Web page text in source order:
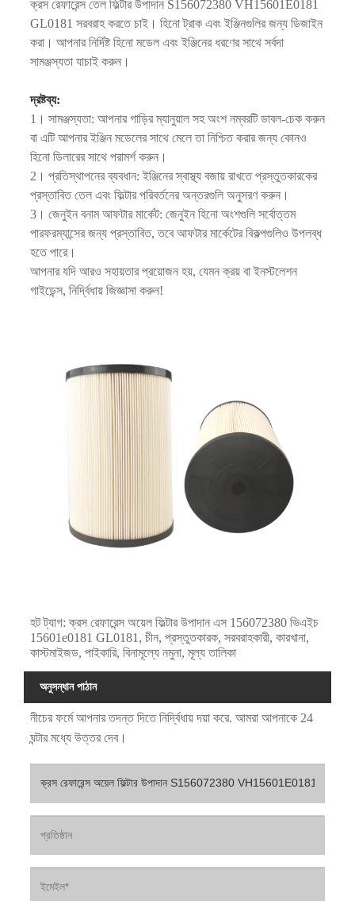
ক্রস রেফারেন্স তেল ফিল্টার উপাদান S156072380 VH15601E0181
GL0181 সরবরাহ করতে চাই। হিনো ট্রাক এবং ইঞ্জিনগুলির জন্য ডিজাইন
করা। আপনার নির্দিষ্ট হিনো মডেল এবং ইঞ্জিনের ধরণের সাথে সর্বদা
সামঞ্জস্যতা যাচাই করুন।
দ্রষ্টব্য:
1। সামঞ্জস্যতা: আপনার গাড়ির ম্যানুয়াল সহ অংশ নম্বরটি ডাবল-চেক করুন
বা এটি আপনার ইঞ্জিন মডেলের সাথে মেলে তা নিশ্চিত করার জন্য কোনও
হিনো ডিলারের সাথে পরামর্শ করুন।
2। প্রতিস্থাপনের ব্যবধান: ইঞ্জিনের স্বাস্থ্য বজায় রাখতে প্রস্তুতকারকের
প্রস্তাবিত তেল এবং ফিল্টার পরিবর্তনের অন্তরগুলি অনুসরণ করুন।
3। জেনুইন বনাম আফটার মার্কেট: জেনুইন হিনো অংশগুলি সর্বোত্তম
পারফরম্যান্সের জন্য প্রস্তাবিত, তবে আফটার মার্কেটের বিকল্পগুলিও উপলব্ধ
হতে পারে।
আপনার যদি আরও সহায়তার প্রয়োজন হয়, যেমন ক্রয় বা ইনস্টলেশন
গাইডেন্স, নির্দ্বিধায় জিজ্ঞাসা করুন!
হট ট্যাগ: ক্রস রেফারেন্স অয়েল ফিল্টার উপাদান এস 156072380 ভিএইচ
15601e0181 GL0181, চীন, প্রস্তুতকারক, সরবরাহকারী, কারখানা,
কাস্টমাইজড, পাইকারি, বিনামূল্যে নমুনা, মূল্য তালিকা
অনুসন্ধান পাঠান
নীচের ফর্মে আপনার তদন্ত দিতে নির্দ্বিধায় দয়া করে. আমরা আপনাকে 24
ঘন্টার মধ্যে উত্তর দেব।